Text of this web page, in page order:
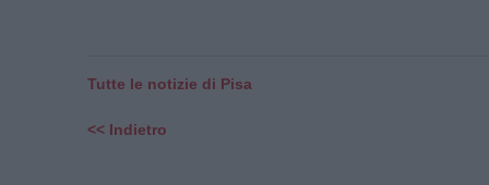
Tutte le notizie di Pisa
<< Indietro